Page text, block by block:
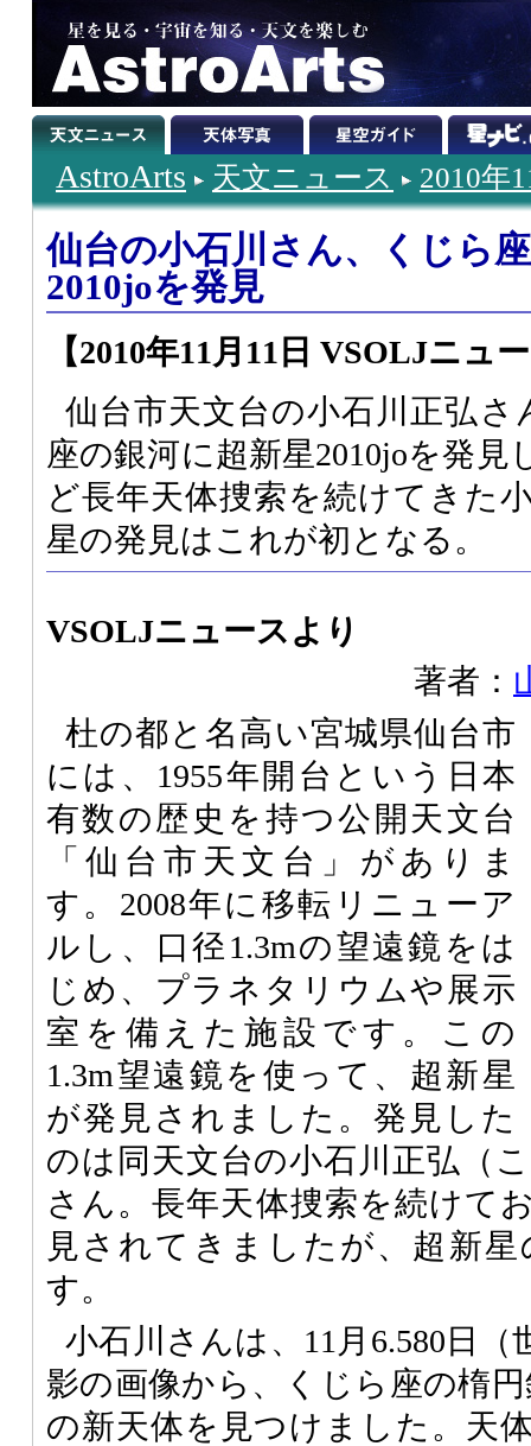
AstroArts 天文ニュース 2010年
仙台の小石川さん、くじら
2010joを発見
【2010年11月11日 VSOLJニュ
仙台市天文台の小石川正弘さ
座の銀河に超新星2010joを発見
ど長年天体捜索を続けてきた
星の発見はこれが初となる。
VSOLJニュースより
著者：
杜の都と名高い宮城県仙台市
には、1955年開台という日本
有数の歴史を持つ公開天文台
「仙台市天文台」がありま
す。2008年に移転リニューア
ルし、口径1.3mの望遠鏡をは
じめ、プラネタリウムや展示
室を備えた施設です。この
1.3m望遠鏡を使って、超新星
が発見されました。発見した
のは同天文台の小石川正弘（
さん。長年天体捜索を続けて
見されてきましたが、超新
す。
小石川さんは、11月6.580日（
影の画像から、くじら座の楕円
の新天体を見つけました。天